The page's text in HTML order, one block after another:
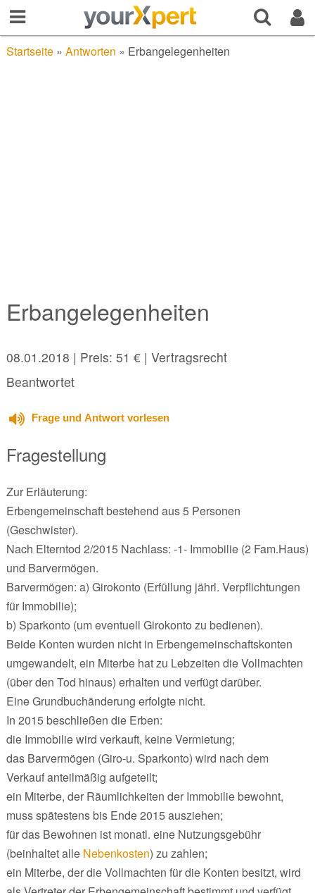
Startseite» Antworten » Erbangelegenheiten
Erbangelegenheiten
08.01.2018 | Preis: 51 € | Vertragsrecht
Beantwortet
Frage und Antwort vorlesen
Fragestellung
Zur Erläuterung:
Erbengemeinschaft bestehend aus 5 Personen
(Geschwister).
Nach Elterntod 2/2015 Nachlass: -1- Immobilie (2 Fam.Haus)
und Barvermögen.
Barvermögen: a) Girokonto (Erfüllung jährl. Verpflichtungen
für Immobilie);
b) Sparkonto (um eventuell Girokonto zu bedienen).
Beide Konten wurden nicht in Erbengemeinschaftskonten
umgewandelt, ein Miterbe hat zu Lebzeiten die Vollmachten
(über den Tod hinaus) erhalten und verfügt darüber.
Eine Grundbuchänderung erfolgte nicht.
In 2015 beschließen die Erben:
die Immobilie wird verkauft, keine Vermietung;
das Barvermögen (Giro-u. Sparkonto) wird nach dem
Verkauf anteilmäßig aufgeteilt;
ein Miterbe, der Räumlichkeiten der Immobilie bewohnt,
muss spätestens bis Ende 2015 ausziehen;
für das Bewohnen ist monatl. eine Nutzungsgebühr
(beinhaltet alle Nebenkosten) zu zahlen;
ein Miterbe, der die Vollmachten für die Konten besitzt, wird